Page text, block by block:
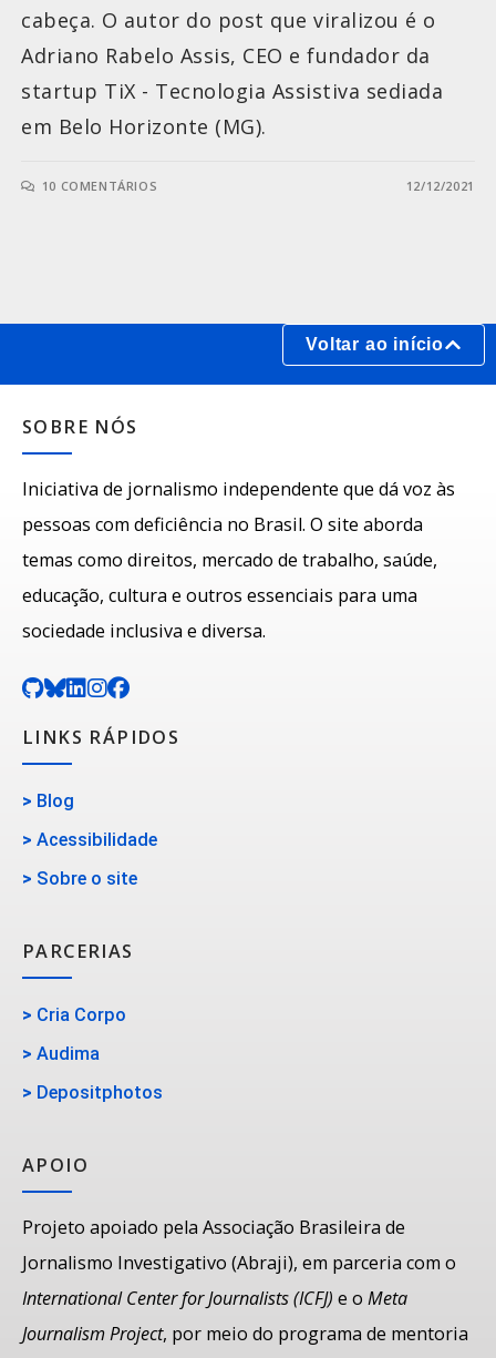
cabeça. O autor do post que viralizou é o
Adriano Rabelo Assis, CEO e fundador da
startup TiX - Tecnologia Assistiva sediada
em Belo Horizonte (MG).
10 COMENTÁRIOS 12/12/2021
Voltar ao início
SOBRE NÓS
Iniciativa de jornalismo independente que dá voz às
pessoas com deficiência no Brasil. O site aborda
temas como direitos, mercado de trabalho, saúde,
educação, cultura e outros essenciais para uma
sociedade inclusiva e diversa.
LINKS RÁPIDOS
> Blog
> Acessibilidade
> Sobre o site
PARCERIAS
> Cria Corpo
> Audima
> Depositphotos
APOIO
Projeto apoiado pela Associação Brasileira de
Jornalismo Investigativo (Abraji), em parceria com o
International Center for Journalists (ICFJ) e o Meta
Journalism Project, por meio do programa de mentoria